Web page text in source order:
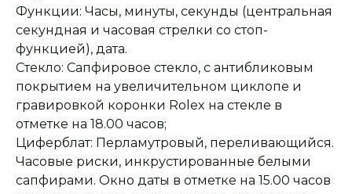
Функции: Часы, минуты, секунды (центральная
секундная и часовая стрелки со стоп-
функцией), дата.
Стекло: Сапфировое стекло, с антибликовым
покрытием на увеличительном циклопе и
гравировкой коронки Rolex на стекле в
отметке на 18.00 часов;
Циферблат: Перламутровый, переливающийся.
Часовые риски, инкрустированные белыми
сапфирами. Окно даты в отметке на 15.00 часов